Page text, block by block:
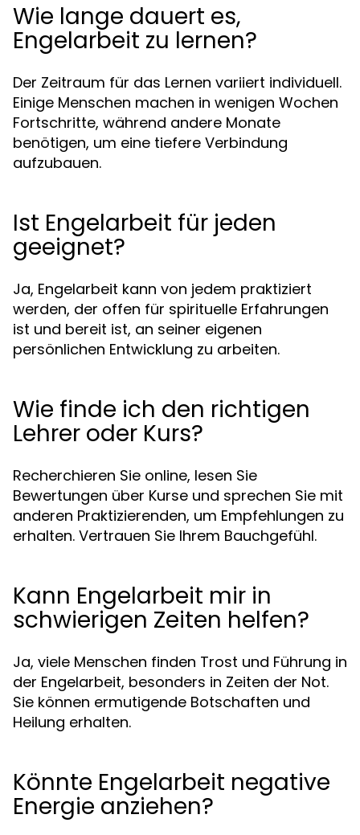
Wie lange dauert es,
Engelarbeit zu lernen?
Der Zeitraum für das Lernen variiert individuell.
Einige Menschen machen in wenigen Wochen
Fortschritte, während andere Monate
benötigen, um eine tiefere Verbindung
aufzubauen.
Ist Engelarbeit für jeden
geeignet?
Ja, Engelarbeit kann von jedem praktiziert
werden, der offen für spirituelle Erfahrungen
ist und bereit ist, an seiner eigenen
persönlichen Entwicklung zu arbeiten.
Wie finde ich den richtigen
Lehrer oder Kurs?
Recherchieren Sie online, lesen Sie
Bewertungen über Kurse und sprechen Sie mit
anderen Praktizierenden, um Empfehlungen zu
erhalten. Vertrauen Sie Ihrem Bauchgefühl.
Kann Engelarbeit mir in
schwierigen Zeiten helfen?
Ja, viele Menschen finden Trost und Führung in
der Engelarbeit, besonders in Zeiten der Not.
Sie können ermutigende Botschaften und
Heilung erhalten.
Könnte Engelarbeit negative
Energie anziehen?